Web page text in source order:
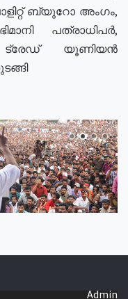
ബ്യുറോ അംഗം,
പത്രാധിപർ,
യൂണിയൻ
Admin